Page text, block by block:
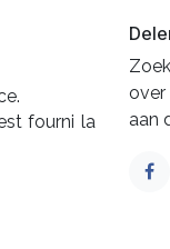
fourni la
over
aan